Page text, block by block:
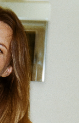
vaisių
lapų ir
uogų
ekstraktas, L-
citratas,
retinilo